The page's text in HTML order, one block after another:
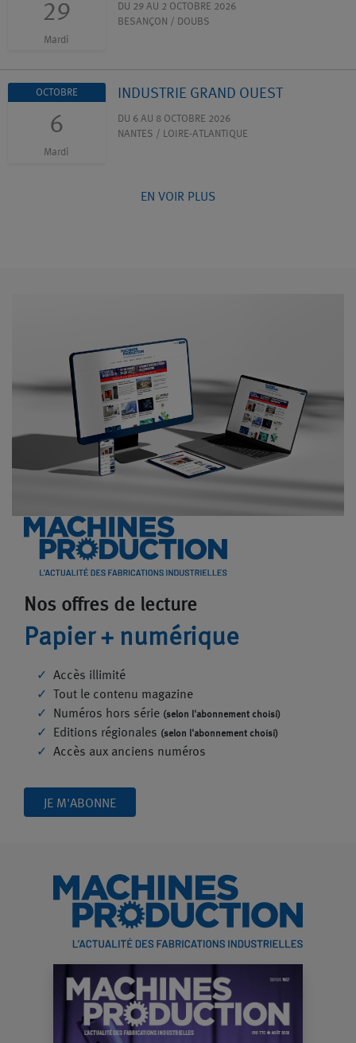
29
Mardi
DU 29 AU 2 OCTOBRE 2026
BESANÇON / DOUBS
OCTOBRE
6
Mardi
INDUSTRIE GRAND OUEST
DU 6 AU 8 OCTOBRE 2026
NANTES / LOIRE-ATLANTIQUE
EN VOIR PLUS
Nos offres de lecture
Papier + numérique
Accès illimité
Tout le contenu magazine
Numéros hors série (selon l'abonnement choisi)
Editions régionales (selon l'abonnement choisi)
Accès aux anciens numéros
JE M'ABONNE